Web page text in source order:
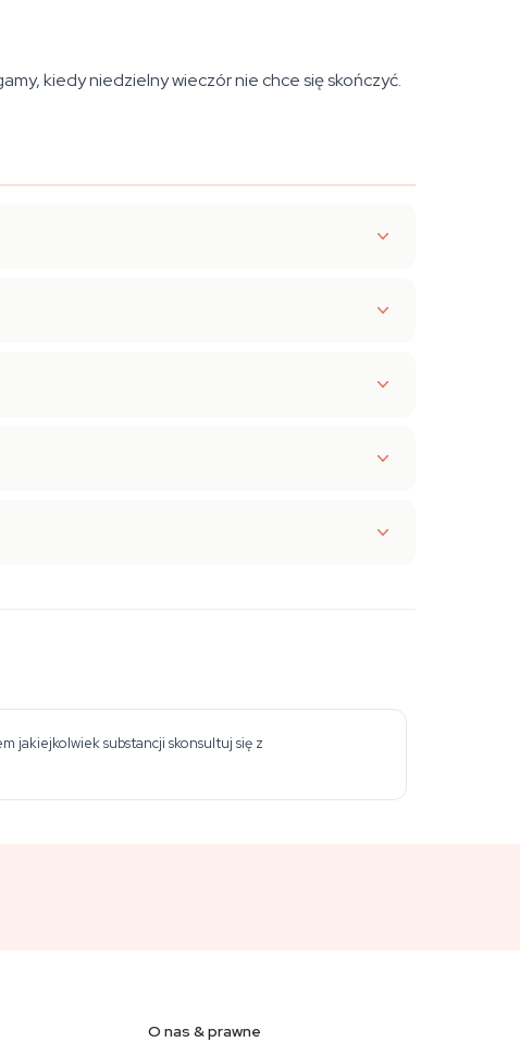
kiedy niedzielny wieczór nie chce się skończyć.
jakiejkolwiek substancji skonsultuj się z
O nas & prawne